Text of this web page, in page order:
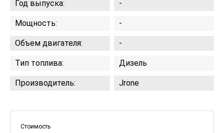
Год выпуска: -
Мощность: -
Объем двигателя: -
Тип топлива: Дизель
Производитель: Jrone
Стоимость